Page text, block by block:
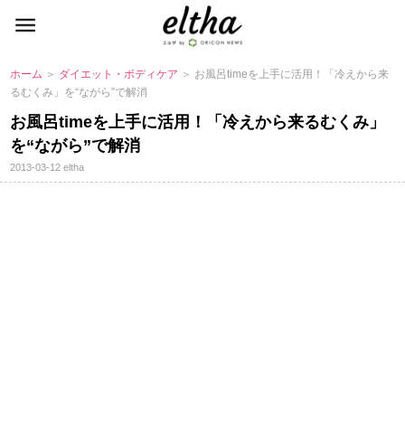
ホーム ＞ ダイエット・ボディケア ＞ お風呂timeを上手に活用！「冷えから来
るむくみ」を“ながら”で解消
お風呂timeを上手に活用！「冷えから来るむくみ」
を“ながら”で解消
2013-03-12eltha